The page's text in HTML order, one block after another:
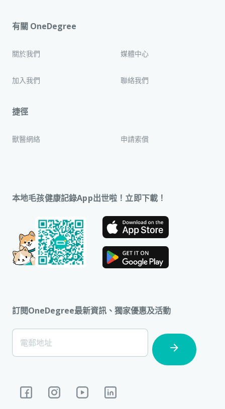
有關 OneDegree
關於我們 媒體中心
加入我們 聯絡我們
捷徑
獸醫網絡 申請索償
本地毛孩健康記錄App出世啦！立即下載！
訂閱OneDegree最新資訊、獨家優惠及活動
[Footer]
Subscription
電郵地址